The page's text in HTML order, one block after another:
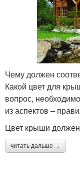
Чему должен
Какой цвет для
вопрос,
из аспектов –
Цвет крыши должен
читать дальше →